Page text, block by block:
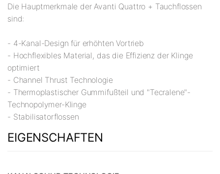
Die Hauptmerkmale der Avanti Quattro + Tauchflossen
sind:
- 4-Kanal-Design für erhöhten Vortrieb
- Hochflexibles Material, das die Effizienz der Klinge
optimiert
- Channel Thrust Technologie
- Thermoplastischer Gummifußteil und "Tecralene"-
Technopolymer-Klinge
- Stabilisatorflossen
EIGENSCHAFTEN